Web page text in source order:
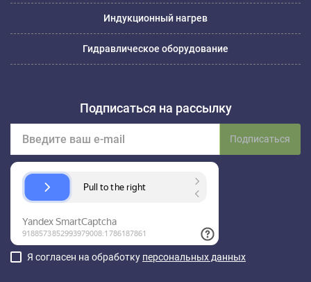
Индукционный нагрев
Гидравлическое оборудование
Подписаться на рассылку
Подписаться
Я согласен на обработку персональных данных